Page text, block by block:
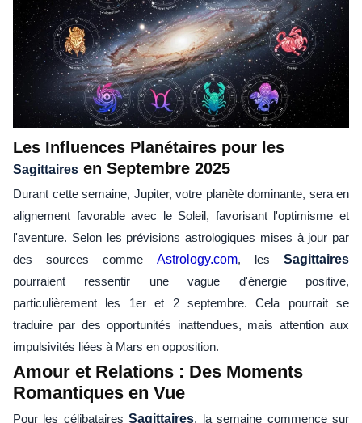
Les Influences Planétaires pour les
Sagittaires en Septembre 2025
Durant cette semaine, Jupiter, votre planète dominante, sera en
alignement favorable avec le Soleil, favorisant l'optimisme et
l'aventure. Selon les prévisions astrologiques mises à jour par
des sources comme Astrology.com, les Sagittaires
pourraient ressentir une vague d'énergie positive,
particulièrement les 1er et 2 septembre. Cela pourrait se
traduire par des opportunités inattendues, mais attention aux
impulsivités liées à Mars en opposition.
Amour et Relations : Des Moments
Romantiques en Vue
Pour les célibatairesSagittaires, la semaine commence sur